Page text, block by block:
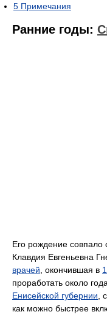
5 Примечания
Ранние годы:
Его рождение совпало
Клавдия Евгеньевна
врачей , окончившая в
проработать около
Енисейской губернии ,
как можно быстрее